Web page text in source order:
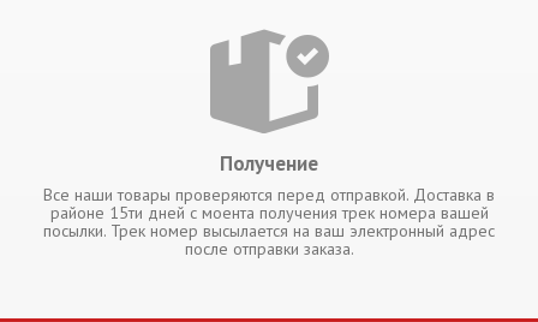
Получение
Все наши товары проверяются перед отправкой. Доставка в
районе 15ти дней с моента получения трек номера вашей
посылки. Трек номер высылается на ваш электронный адрес
после отправки заказа.